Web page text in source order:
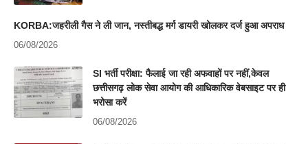
KORBA:जहरीली गैस ने ली जान, नस्तीबद्ध मर्ग डायरी खोलकर दर्ज हुआ अपराध
06/08/2026
SI भर्ती परीक्षा: फैलाई जा रही अफवाहों पर नहीं,केवल
छत्तीसगढ़ लोक सेवा आयोग की आधिकारिक वेबसाइट पर ही
भरोसा करें
06/08/2026